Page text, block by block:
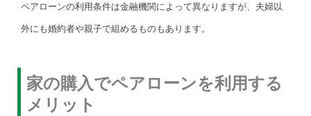
ペアローンの利用条件は金融機関によって異なりますが、夫婦以
外にも婚約者や親子で組めるものもあります。
家の購入でペアローンを利用する
メリット